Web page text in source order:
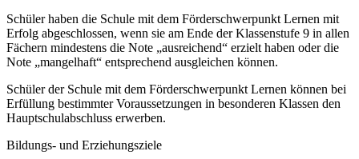
Schüler haben die Schule mit dem Förderschwerpunkt Lernen mit
Erfolg abgeschlossen, wenn sie am Ende der Klassenstufe 9 in allen
Fächern mindestens die Note „ausreichend“ erzielt haben oder die
Note „mangelhaft“ entsprechend ausgleichen können.
Schüler der Schule mit dem Förderschwerpunkt Lernen können bei
Erfüllung bestimmter Voraussetzungen in besonderen Klassen den
Hauptschulabschluss erwerben.
Bildungs- und Erziehungsziele